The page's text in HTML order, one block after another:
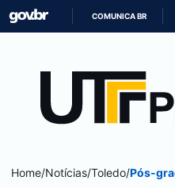
COMUNICA BR
Home/Notícias/Toledo/Pós-